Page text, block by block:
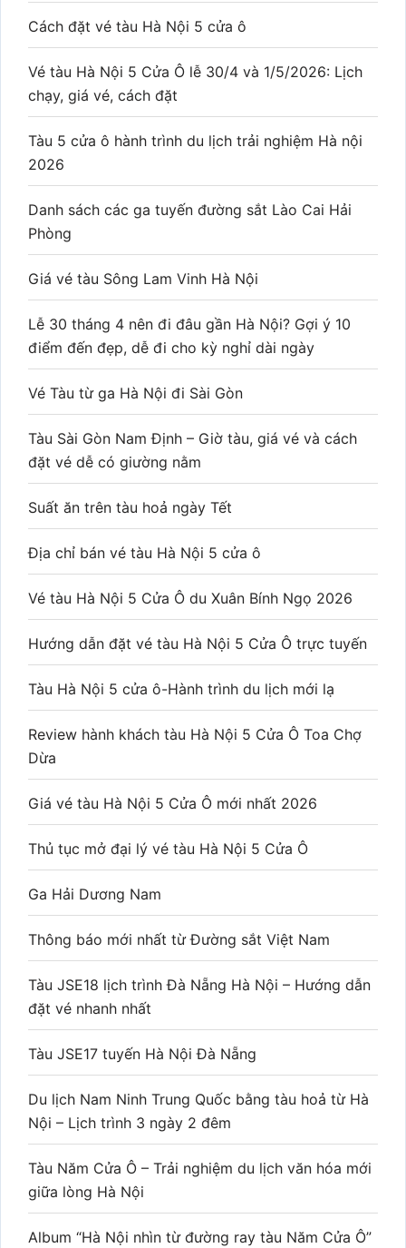
Cách đặt vé tàu Hà Nội 5 cửa ô
Vé tàu Hà Nội 5 Cửa Ô lễ 30/4 và 1/5/2026: Lịch
chạy, giá vé, cách đặt
Tàu 5 cửa ô hành trình du lịch trải nghiệm Hà nội
2026
Danh sách các ga tuyến đường sắt Lào Cai Hải
Phòng
Giá vé tàu Sông Lam Vinh Hà Nội
Lễ 30 tháng 4 nên đi đâu gần Hà Nội? Gợi ý 10
điểm đến đẹp, dễ đi cho kỳ nghỉ dài ngày
Vé Tàu từ ga Hà Nội đi Sài Gòn
Tàu Sài Gòn Nam Định – Giờ tàu, giá vé và cách
đặt vé dễ có giường nằm
Suất ăn trên tàu hoả ngày Tết
Địa chỉ bán vé tàu Hà Nội 5 cửa ô
Vé tàu Hà Nội 5 Cửa Ô du Xuân Bính Ngọ 2026
Hướng dẫn đặt vé tàu Hà Nội 5 Cửa Ô trực tuyến
Tàu Hà Nội 5 cửa ô-Hành trình du lịch mới lạ
Review hành khách tàu Hà Nội 5 Cửa Ô Toa Chợ
Dừa
Giá vé tàu Hà Nội 5 Cửa Ô mới nhất 2026
Thủ tục mở đại lý vé tàu Hà Nội 5 Cửa Ô
Ga Hải Dương Nam
Thông báo mới nhất từ Đường sắt Việt Nam
Tàu JSE18 lịch trình Đà Nẵng Hà Nội – Hướng dẫn
đặt vé nhanh nhất
Tàu JSE17 tuyến Hà Nội Đà Nẵng
Du lịch Nam Ninh Trung Quốc bằng tàu hoả từ Hà
Nội – Lịch trình 3 ngày 2 đêm
Tàu Năm Cửa Ô – Trải nghiệm du lịch văn hóa mới
giữa lòng Hà Nội
Album “Hà Nội nhìn từ đường ray tàu Năm Cửa Ô”